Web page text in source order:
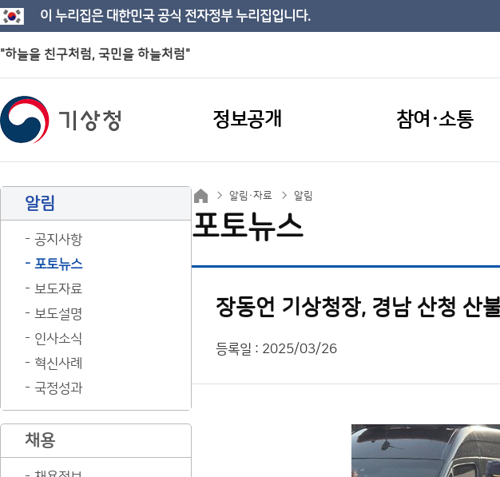
이 누리집은 대한민국 공식 전자정부 누리집입니다.
"하늘을 친구처럼, 국민을 하늘처럼"
정보공개 참여·소통
알림
공지사항
포토뉴스
보도자료
보도설명
인사소식
혁신사례
국정성과
채용
알림·자료 알림
포토뉴스
장동언 기상청장, 경남 산청 산
등록일 : 2025/03/26